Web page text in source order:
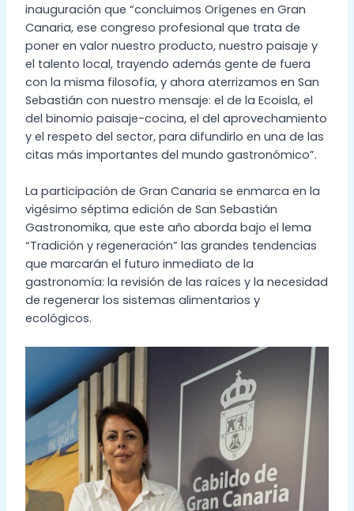
inauguración que “concluimos Orígenes en Gran
Canaria, ese congreso profesional que trata de
poner en valor nuestro producto, nuestro paisaje y
el talento local, trayendo además gente de fuera
con la misma filosofía, y ahora aterrizamos en San
Sebastián con nuestro mensaje: el de la Ecoisla, el
del binomio paisaje-cocina, el del aprovechamiento
y el respeto del sector, para difundirlo en una de las
citas más importantes del mundo gastronómico”.
La participación de Gran Canaria se enmarca en la
vigésimo séptima edición de San Sebastián
Gastronomika, que este año aborda bajo el lema
“Tradición y regeneración” las grandes tendencias
que marcarán el futuro inmediato de la
gastronomía: la revisión de las raíces y la necesidad
de regenerar los sistemas alimentarios y
ecológicos.